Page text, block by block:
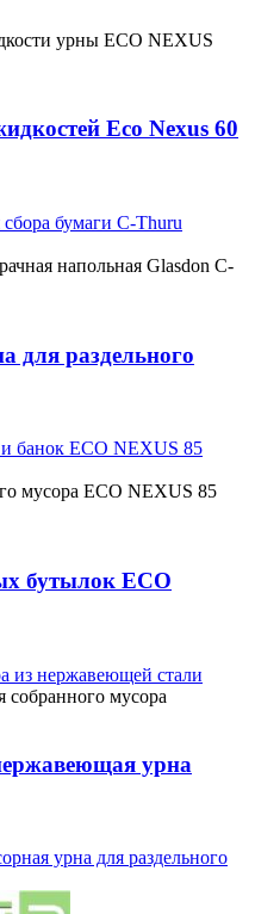
Eco Nexus 60
для раздельного
бутылок ECO
урна